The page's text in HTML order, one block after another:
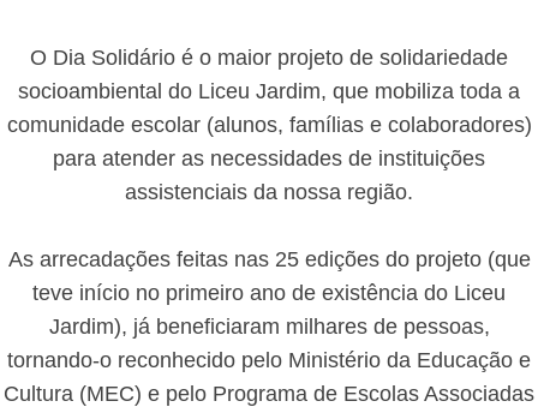
O Dia Solidário é o maior projeto de solidariedade
socioambiental do Liceu Jardim, que mobiliza toda a
comunidade escolar (alunos, famílias e colaboradores)
para atender as necessidades de instituições
assistenciais da nossa região.
As arrecadações feitas nas 25 edições do projeto (que
teve início no primeiro ano de existência do Liceu
Jardim), já beneficiaram milhares de pessoas,
tornando-o reconhecido pelo Ministério da Educação e
Cultura (MEC) e pelo Programa de Escolas Associadas